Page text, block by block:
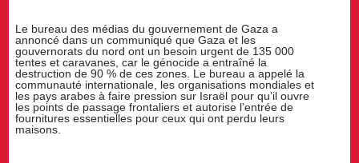
Le bureau des médias du gouvernement de Gaza a
annoncé dans un communiqué que Gaza et les
gouvernorats du nord ont un besoin urgent de 135 000
tentes et caravanes, car le génocide a entraîné la
destruction de 90 % de ces zones. Le bureau a appelé la
communauté internationale, les organisations mondiales et
les pays arabes à faire pression sur Israël pour qu’il ouvre
les points de passage frontaliers et autorise l’entrée de
fournitures essentielles pour ceux qui ont perdu leurs
maisons.